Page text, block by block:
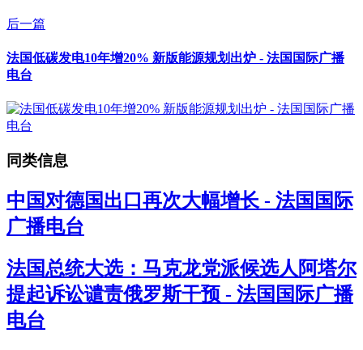
后一篇
法国低碳发电10年增20% 新版能源规划出炉 - 法国国际广播
电台
同类信息
中国对德国出口再次大幅增长 - 法国国际
广播电台
法国总统大选：马克龙党派候选人阿塔尔
提起诉讼谴责俄罗斯干预 - 法国国际广播
电台